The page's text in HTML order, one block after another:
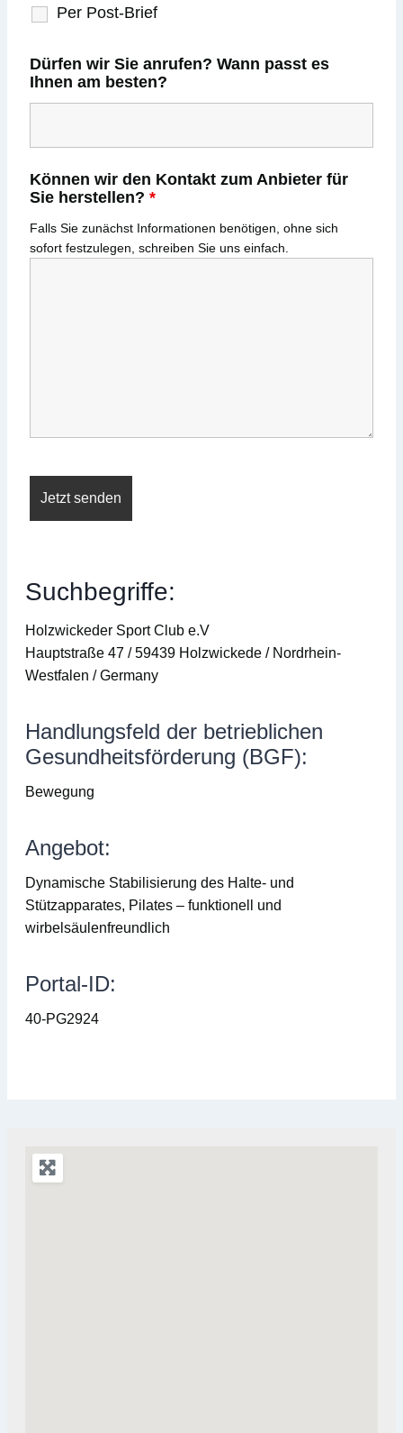
Per Post-Brief
Dürfen wir Sie anrufen? Wann passt es
Ihnen am besten?
Können wir den Kontakt zum Anbieter für
Sie herstellen? *
Falls Sie zunächst Informationen benötigen, ohne sich
sofort festzulegen, schreiben Sie uns einfach.
Suchbegriffe:
Holzwickeder Sport Club e.V
Hauptstraße 47 / 59439 Holzwickede / Nordrhein-
Westfalen / Germany
Handlungsfeld der betrieblichen
Gesundheitsförderung (BGF):
Bewegung
Angebot:
Dynamische Stabilisierung des Halte- und
Stützapparates, Pilates – funktionell und
wirbelsäulenfreundlich
Portal-ID:
40-PG2924